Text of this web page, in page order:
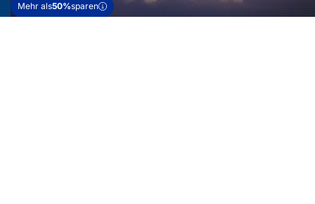
Mehr als50%sparen